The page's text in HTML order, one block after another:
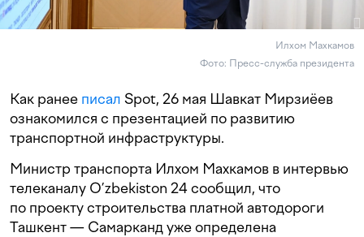
Илхом Махкамов
Фото: Пресс-служба президента
Как ранее писал Spot, 26 мая Шавкат Мирзиёев
ознакомился с презентацией по развитию
транспортной инфраструктуры.
Министр транспорта Илхом Махкамов в интервью
телеканалу O’zbekiston 24 сообщил, что
по проекту строительства платной автодороги
Ташкент — Самарканд уже определена